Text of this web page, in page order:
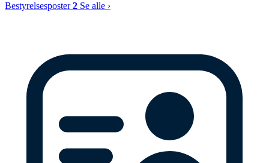
Bestyrelsesposter2 Se alle ›